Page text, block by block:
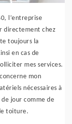
l’entreprise
directement chez
toujours la
en cas de
mes services.
mon
nécessaires à
jour comme de
toiture.